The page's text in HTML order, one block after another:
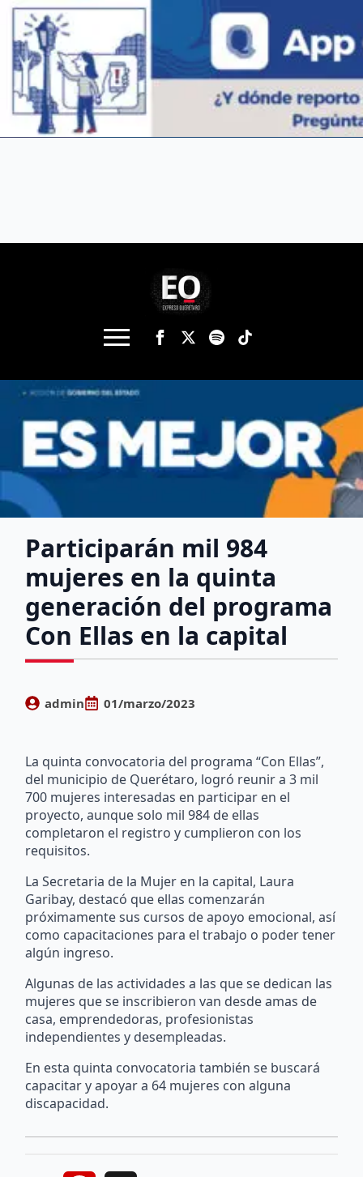
Participarán mil 984
mujeres en la quinta
generación del programa
Con Ellas en la capital
admin 01/marzo/2023
La quinta convocatoria del programa “Con Ellas”,
del municipio de Querétaro, logró reunir a 3 mil
700 mujeres interesadas en participar en el
proyecto, aunque solo mil 984 de ellas
completaron el registro y cumplieron con los
requisitos.
La Secretaria de la Mujer en la capital, Laura
Garibay, destacó que ellas comenzarán
próximamente sus cursos de apoyo emocional, así
como capacitaciones para el trabajo o poder tener
algún ingreso.
Algunas de las actividades a las que se dedican las
mujeres que se inscribieron van desde amas de
casa, emprendedoras, profesionistas
independientes y desempleadas.
En esta quinta convocatoria también se buscará
capacitar y apoyar a 64 mujeres con alguna
discapacidad.